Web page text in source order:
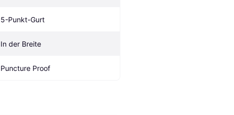
5-Punkt-Gurt
In der Breite
Puncture Proof